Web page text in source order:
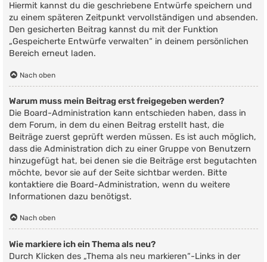
Hiermit kannst du die geschriebene Entwürfe speichern und
zu einem späteren Zeitpunkt vervollständigen und absenden.
Den gesicherten Beitrag kannst du mit der Funktion
„Gespeicherte Entwürfe verwalten“ in deinem persönlichen
Bereich erneut laden.
Nach oben
Warum muss mein Beitrag erst freigegeben werden?
Die Board-Administration kann entschieden haben, dass in
dem Forum, in dem du einen Beitrag erstellt hast, die
Beiträge zuerst geprüft werden müssen. Es ist auch möglich,
dass die Administration dich zu einer Gruppe von Benutzern
hinzugefügt hat, bei denen sie die Beiträge erst begutachten
möchte, bevor sie auf der Seite sichtbar werden. Bitte
kontaktiere die Board-Administration, wenn du weitere
Informationen dazu benötigst.
Nach oben
Wie markiere ich ein Thema als neu?
Durch Klicken des „Thema als neu markieren“-Links in der